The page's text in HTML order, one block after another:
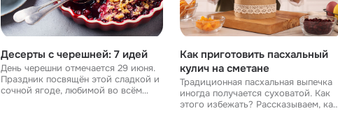
Десерты с черешней: 7 идей
День черешни отмечается 29 июня.
Праздник посвящён этой сладкой и
сочной ягоде, любимой во всём
Как приготовить пасхальный
кулич на сметане
Традиционная пасхальная выпечка
иногда получается суховатой. Как
этого избежать? Рассказываем, как